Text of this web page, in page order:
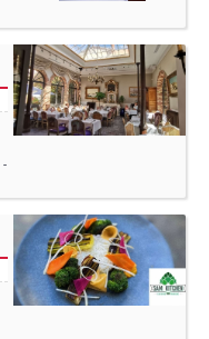
-